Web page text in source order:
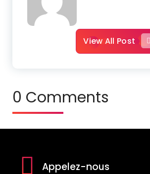
View All Post
0 Comments
Appelez-nous